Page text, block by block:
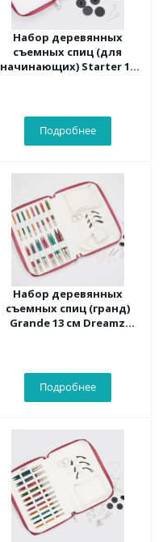
Набор деревянных
съемных спиц (для
начинающих) Starter 13
Подробнее
Набор деревянных
съемных спиц (гранд)
Grande 13 см Dreamz
Подробнее